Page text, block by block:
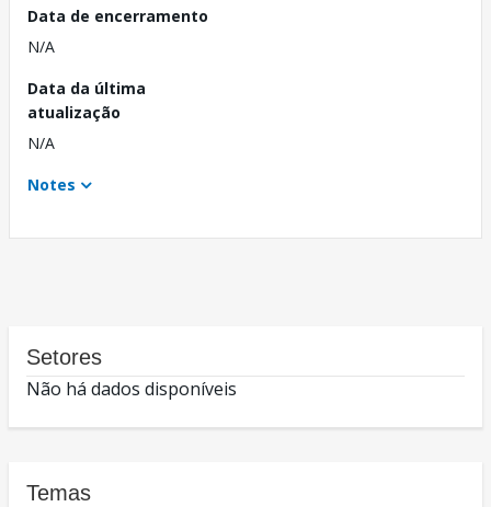
Data de encerramento
N/A
Data da última
atualização
N/A
Notes
Setores
Não há dados disponíveis
Temas